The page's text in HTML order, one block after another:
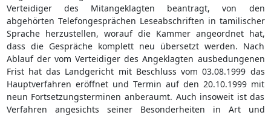
Verteidiger des Mitangeklagten beantragt, von den
abgehörten Telefongesprächen Leseabschriften in tamilischer
Sprache herzustellen, worauf die Kammer angeordnet hat,
dass die Gespräche komplett neu übersetzt werden. Nach
Ablauf der vom Verteidiger des Angeklagten ausbedungenen
Frist hat das Landgericht mit Beschluss vom 03.08.1999 das
Hauptverfahren eröffnet und Termin auf den 20.10.1999 mit
neun Fortsetzungsterminen anberaumt. Auch insoweit ist das
Verfahren angesichts seiner Besonderheiten in Art und